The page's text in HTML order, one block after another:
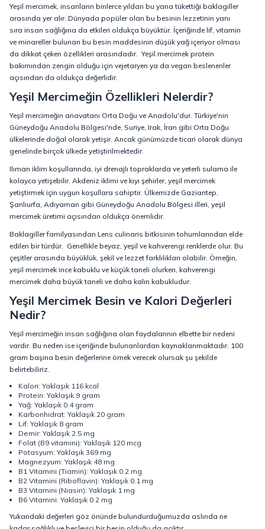
Yeşil mercimek, insanların binlerce yıldan bu yana tükettiği baklagiller
arasında yer alır. Dünyada popüler olan bu besinin lezzetinin yanı
sıra insan sağlığına da etkileri oldukça büyüktür. İçeriğinde lif, vitamin
ve minareller bulunan bu besin maddesinin düşük yağ içeriyor olması
da dikkat çeken özellikleri arasındadır. Yeşil mercimek protein
bakımından zengin olduğu için vejetaryen ya da vegan beslenenler
açısından da oldukça değerlidir.
Yeşil Mercimeğin Özellikleri Nelerdir?
Yeşil mercimeğin anavatanı Orta Doğu ve Anadolu'dur. Türkiye'nin
Güneydoğu Anadolu Bölgesi'nde, Suriye, Irak, İran gibi Orta Doğu
ülkelerinde doğal olarak yetişir. Ancak günümüzde ticari olarak dünya
genelinde birçok ülkede yetiştirilmektedir.
Ilıman iklim koşullarında, iyi drenajlı topraklarda ve yeterli sulama ile
kolayca yetişebilir. Akdeniz iklimi ve kıyı şehirler, yeşil mercimek
yetiştirmek için uygun koşullara sahiptir. Ülkemizde Gaziantep,
Şanlıurfa, Adıyaman gibi Güneydoğu Anadolu Bölgesi illeri, yeşil
mercimek üretimi açısından oldukça önemlidir.
Baklagiller familyasından Lens culinaris bitkisinin tohumlarından elde
edilen bir türdür. Genellikle beyaz, yeşil ve kahverengi renklerde olur. Bu
çeşitler arasında büyüklük, şekil ve lezzet farklılıkları olabilir. Örneğin,
yeşil mercimek ince kabuklu ve küçük taneli olurken, kahverengi
mercimek daha büyük taneli ve daha kalın kabukludur.
Yeşil Mercimek Besin ve Kalori Değerleri
Nedir?
Yeşil mercimeğin insan sağlığına olan faydalarının elbette bir nedeni
vardır. Bu neden ise içeriğinde bulunanlardan kaynaklanmaktadır. 100
gram başına besin değerlerine örnek verecek olursak şu şekilde
belirtebiliriz.
Kalori: Yaklaşık 116 kcal
Protein: Yaklaşık 9 gram
Yağ: Yaklaşık 0.4 gram
Karbonhidrat: Yaklaşık 20 gram
Lif: Yaklaşık 8 gram
Demir: Yaklaşık 2.5 mg
Folat (B9 vitamini): Yaklaşık 120 mcg
Potasyum: Yaklaşık 369 mg
Magnezyum: Yaklaşık 48 mg
B1 Vitamini (Tiamin): Yaklaşık 0.2 mg
B2 Vitamini (Riboflavin): Yaklaşık 0.1 mg
B3 Vitamini (Niasin): Yaklaşık 1 mg
B6 Vitamini: Yaklaşık 0.2 mg
Yukarıdaki değerleri göz önünde bulundurduğumuzda aslında ne